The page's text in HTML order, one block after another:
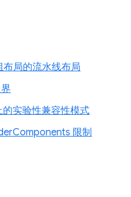
局的流水线布局
实验性兼容性模式
限制